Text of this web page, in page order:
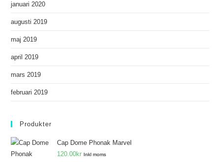
januari 2020
augusti 2019
maj 2019
april 2019
mars 2019
februari 2019
Produkter
Cap Dome Phonak Marvel
120.00kr Inkl moms